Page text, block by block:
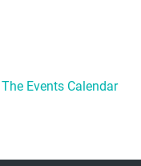
The Events Calendar